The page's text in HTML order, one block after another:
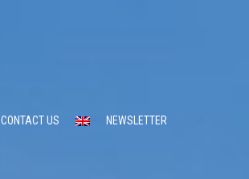
CONTACT US NEWSLETTER